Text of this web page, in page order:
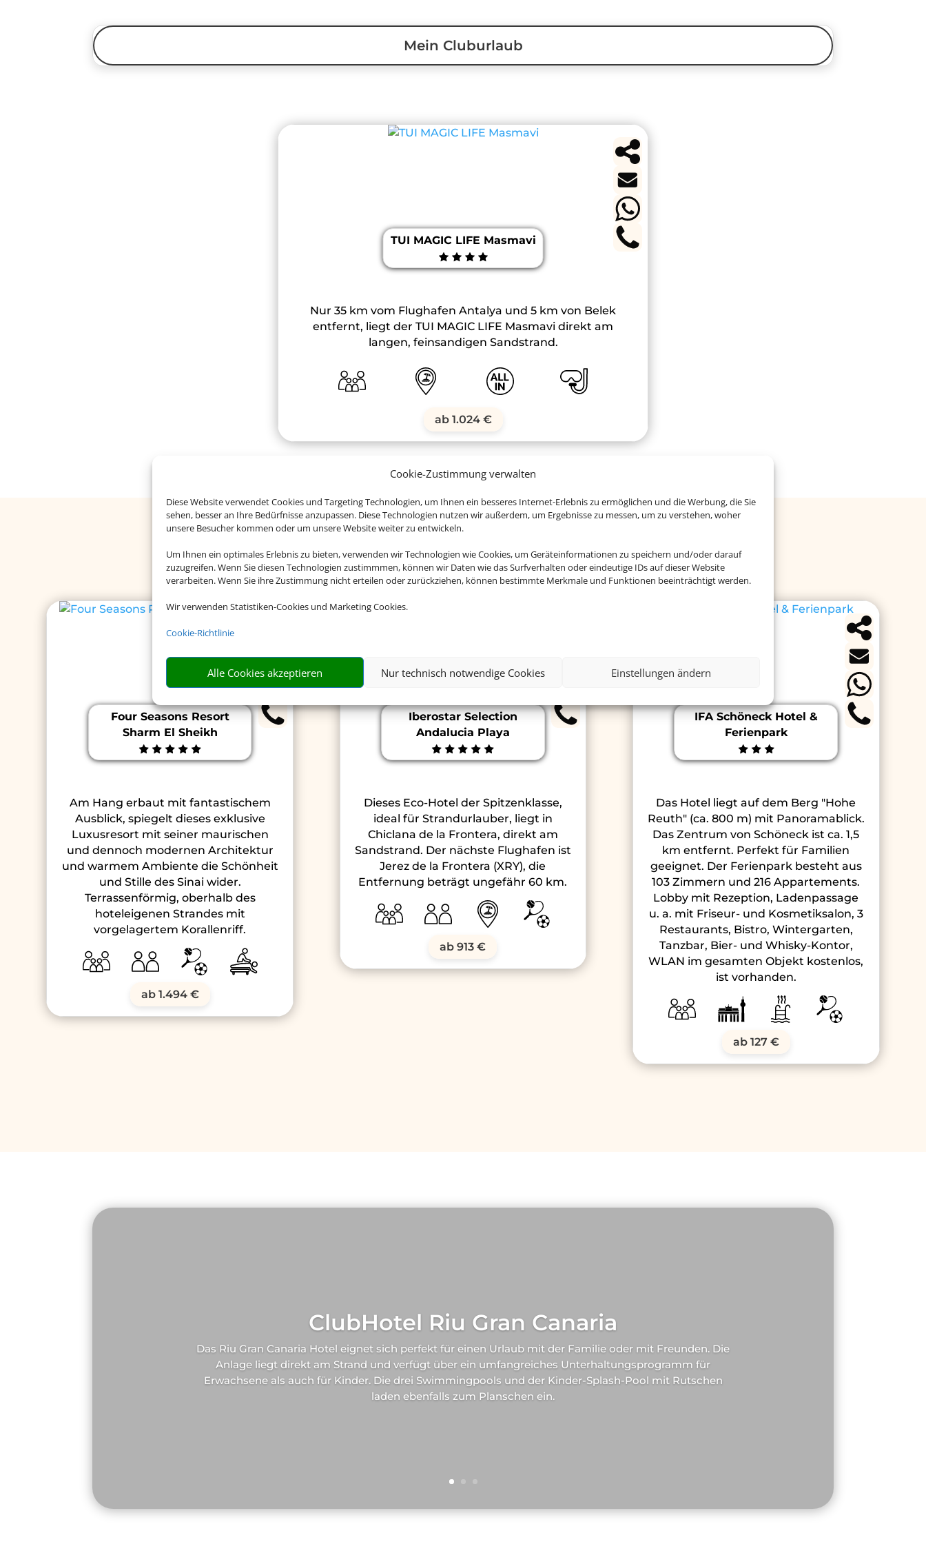
Cookie-Zustimmung verwalten
Diese Website verwendet Cookies und Targeting Technologien, um Ihnen ein besseres Internet-Erlebnis zu ermöglichen und die Werbung, die Sie
sehen, besser an Ihre Bedürfnisse anzupassen. Diese Technologien nutzen wir außerdem, um Ergebnisse zu messen, um zu verstehen, woher
unsere Besucher kommen oder um unsere Website weiter zu entwickeln.
Um Ihnen ein optimales Erlebnis zu bieten, verwenden wir Technologien wie Cookies, um Geräteinformationen zu speichern und/oder darauf
zuzugreifen. Wenn Sie diesen Technologien zustimmmen, können wir Daten wie das Surfverhalten oder eindeutige IDs auf dieser Website
verarbeiten. Wenn Sie ihre Zustimmung nicht erteilen oder zurückziehen, können bestimmte Merkmale und Funktionen beeinträchtigt werden.
Wir verwenden Statistiken-Cookies und Marketing Cookies.
Cookie-Richtlinie
Alle Cookies akzeptieren Nur technisch notwendige Cookies Einstellungen ändern
Mein Cluburlaub
TUI MAGIC LIFE Masmavi
Nur 35 km vom Flughafen Antalya und 5 km von Belek
entfernt, liegt der TUI MAGIC LIFE Masmavi direkt am
langen, feinsandigen Sandstrand.
ab 1.024 €
Buchen Sie jetzt ganz entspannt Ihren Cluburlaub
Four Seasons Resort
Sharm El Sheikh
Am Hang erbaut mit fantastischem
Ausblick, spiegelt dieses exklusive
Luxusresort mit seiner maurischen
und dennoch modernen Architektur
und warmem Ambiente die Schönheit
und Stille des Sinai wider.
Terrassenförmig, oberhalb des
hoteleigenen Strandes mit
vorgelagertem Korallenriff.
ab 1.494 €
Iberostar Selection
Andalucia Playa
Dieses Eco-Hotel der Spitzenklasse,
ideal für Strandurlauber, liegt in
Chiclana de la Frontera, direkt am
Sandstrand. Der nächste Flughafen ist
Jerez de la Frontera (XRY), die
Entfernung beträgt ungefähr 60 km.
ab 913 €
IFA Schöneck Hotel &
Ferienpark
Das Hotel liegt auf dem Berg "Hohe
Reuth" (ca. 800 m) mit Panoramablick.
Das Zentrum von Schöneck ist ca. 1,5
km entfernt. Perfekt für Familien
geeignet. Der Ferienpark besteht aus
103 Zimmern und 216 Appartements.
Lobby mit Rezeption, Ladenpassage
u. a. mit Friseur- und Kosmetiksalon, 3
Restaurants, Bistro, Wintergarten,
Tanzbar, Bier- und Whisky-Kontor,
WLAN im gesamten Objekt kostenlos,
ist vorhanden.
ab 127 €
ClubHotel Riu Gran Canaria
Das Riu Gran Canaria Hotel eignet sich perfekt für einen Urlaub mit der Familie oder mit Freunden. Die
Anlage liegt direkt am Strand und verfügt über ein umfangreiches Unterhaltungsprogramm für
Erwachsene als auch für Kinder. Die drei Swimmingpools und der Kinder-Splash-Pool mit Rutschen
laden ebenfalls zum Planschen ein.